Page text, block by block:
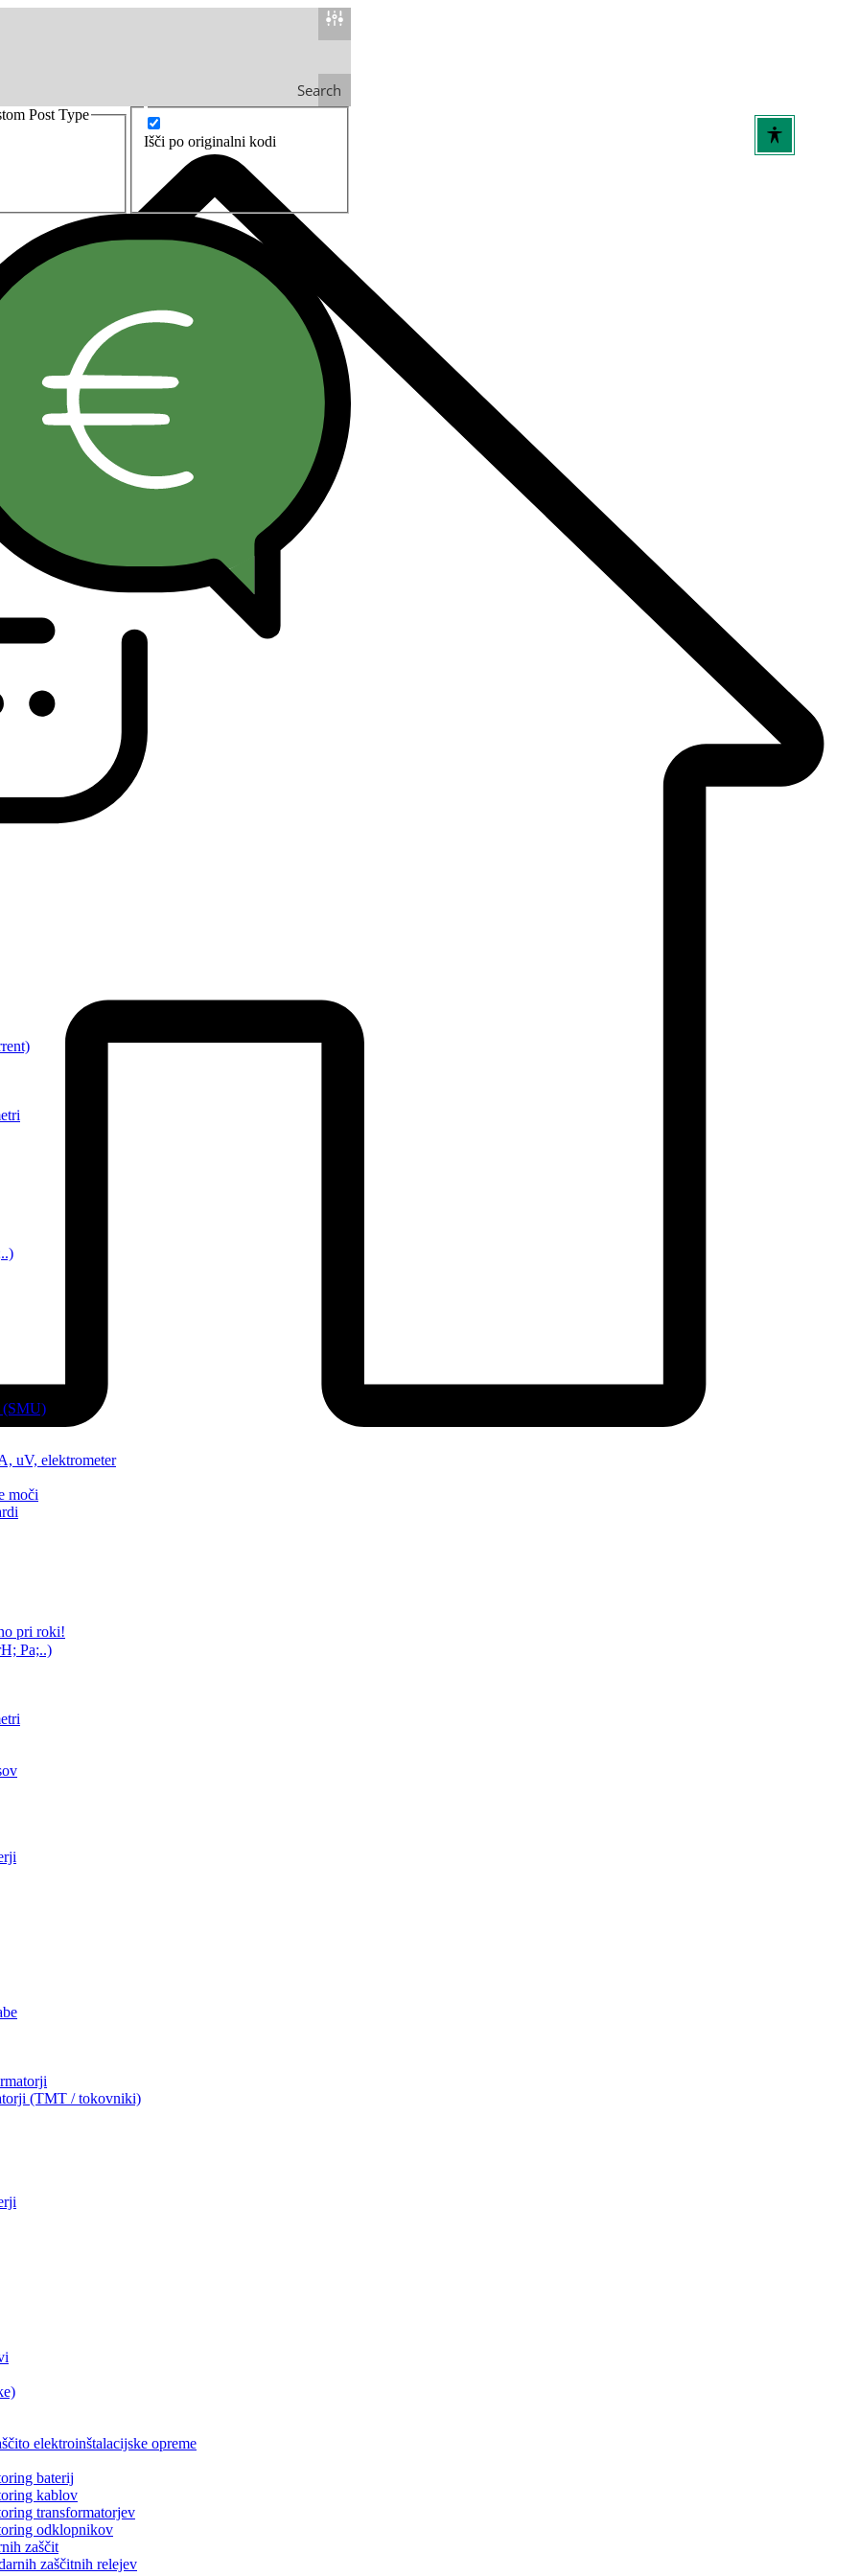
Search
Post Type
Išči po originalni kodi
(SMU)
uV, elektrometer
moči
Pa;..)
(TMT / tokovniki)
elektroinštalacijske opreme
baterij
kablov
transformatorjev
odklopnikov
zaščit
zaščitnih relejev
pri roki!